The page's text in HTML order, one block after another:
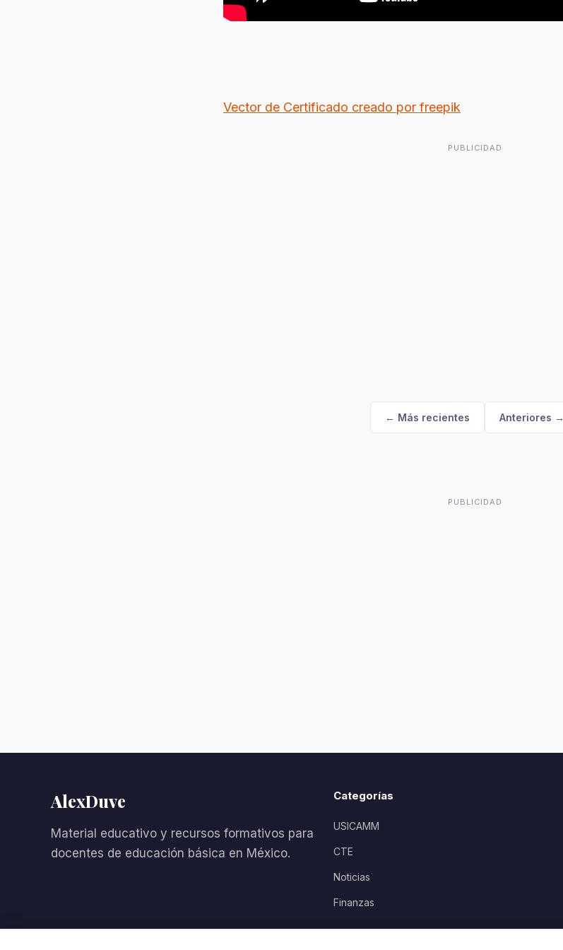
Vector de Certificado creado por freepik
PUBLICIDAD
← Más recientes Anteriores →
PUBLICIDAD
AlexDuve
Material educativo y recursos formativos para
docentes de educación básica en México.
Categorías
USICAMM
CTE
Noticias
Finanzas